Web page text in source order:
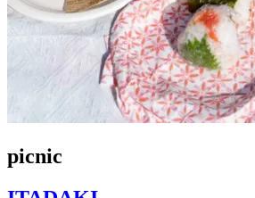
picnic